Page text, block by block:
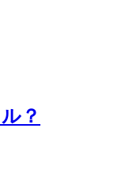
？